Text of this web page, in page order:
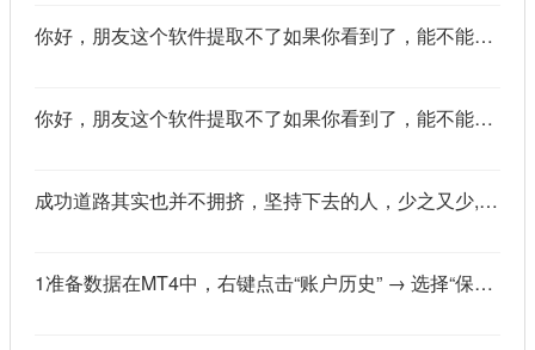
你好，朋友这个软件提取不了如果你看到了，能不能把这个纯净版的发我邮箱里不
你好，朋友这个软件提取不了如果你看到了，能不能把这个纯净版的发我邮箱里不
成功道路其实也并不拥挤，坚持下去的人，少之又少,说的真好
1准备数据在MT4中，右键点击“账户历史” → 选择“保存为详细户口结单” → 保存为一个HTML文件。用Excel打开这个HTML文件，或者打开它并复制全部内容，粘贴到一个空白Excel工作表中。2使用你的.xlsm文件打开你已经保存好的“MT4报表合并神器.xlsm”文件。将上一步中未处理的两行数据，复制并粘贴到这个.xlsm文件的第一个工作表中。3运行宏在Excel中，按快捷键 Alt + F8 打开“宏”对话框。选择名为 MergeMT4Statement_Ultimate 的宏，然后点击“执行”或“运行”。4完成宏运行后，你会发现原本错位成两行的数据，已经自动合并成一行了。